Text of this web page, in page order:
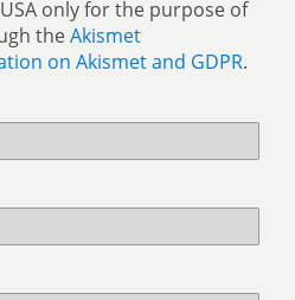
only for the purpose of
theAkismet
on Akismet and GDPR.